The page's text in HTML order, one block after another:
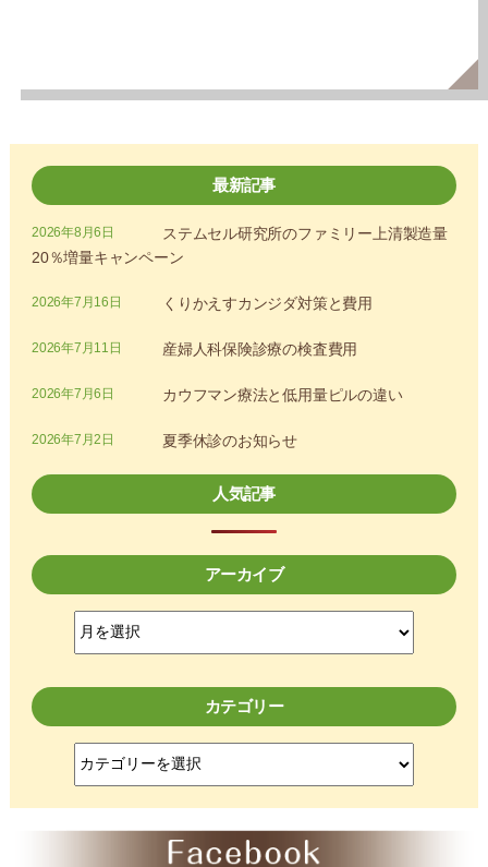
最新記事
ステムセル研究所のファミリー上清製造量
20％増量キャンペーン
2026年8月6日
くりかえすカンジダ対策と費用
2026年7月16日
産婦人科保険診療の検査費用
2026年7月11日
カウフマン療法と低用量ピルの違い
2026年7月6日
夏季休診のお知らせ
2026年7月2日
人気記事
アーカイブ
イ
ブ
カテゴリー
ゴ